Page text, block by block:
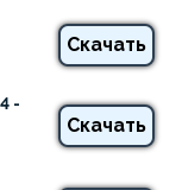
Скачать
-
Скачать